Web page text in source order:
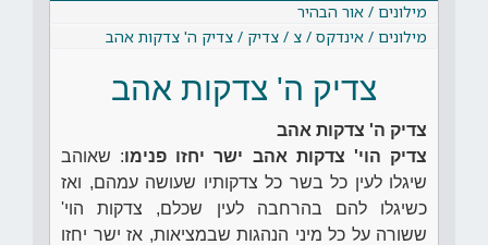
מילונים / אור הבהיר
מילונים / אינדקס / צ / צדיק / צדיק ה' צדקות אהב
צדיק ה' צדקות אהב
צדיק ה' צדקות אהב
צדיק הוי' צדקות אהב ישר יחזו פנימו: שאוהב
שיגלו לעין כל בשר כל צדקותיו שעושה עמהם, ואז
כשיגלו להם בהרחבה לעין שכלם, צדקות הוי'
ששורה על כל מיני הנהגות שבמציאות, אז ישר יחזו